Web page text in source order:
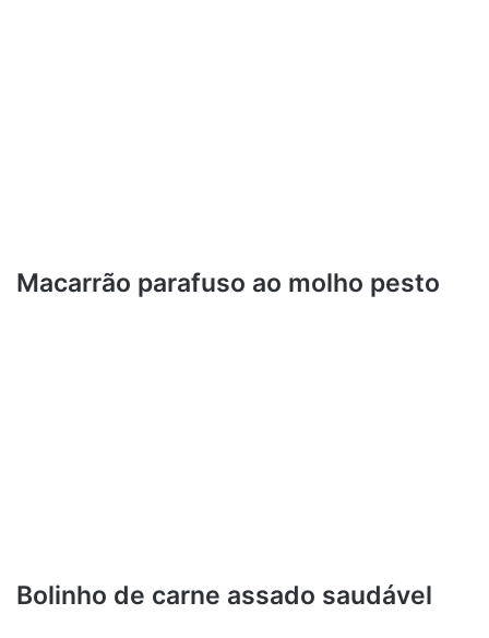
Macarrão parafuso ao molho pesto
Bolinho de carne assado saudável